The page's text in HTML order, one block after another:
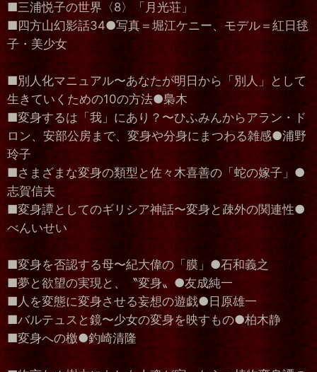
■三浦悦子の世界〈8〉「月光荘」
■四方山幻影話34●写真＝堀江ケニー、モデル＝紅日毬
子・美少女
■別人化マニュアル〜あなたが明日から「別人」として
生きていくための10の方法●梟木
■変身するは「我」にあり？〜ひふみんからアラン・ド
ロン、安部公房まで、変身や分身にまつわる雑感●浦野
玲子
■さまざまな変身の類型と佐々木喜善の「蛇の嫁子」●
志賀信夫
■変身譚としてのギリシア神話〜変身と疎外の関連性●
べんいせい
■変身を否認する母〜紀大偉の「膜」●石和義之
■夢と欲望の実現と、〝変身〟●友成純一
■人を変態に変身させる妄想の遊戯●日原雄一
■バルテュスと鏡〜少女の変身を映すもの●柏木静
■変身への檄●釣崎清隆